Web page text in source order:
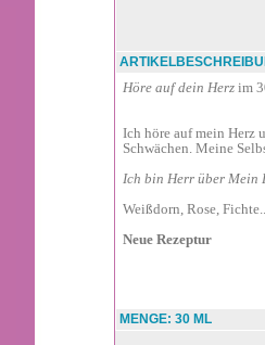
Höre auf dein Herz im
Ich höre auf mein Herz
Schwächen. Meine
Ich bin Herr über Mein
Weißdorn, Rose,
Neue Rezeptur
MENGE: 30 ML